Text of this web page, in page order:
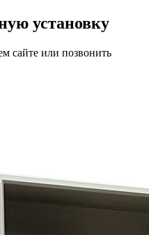
установку
сайте или позвонить